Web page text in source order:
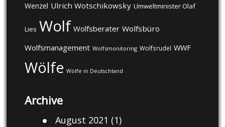
Wenzel Ulrich Wotschikowsky Umweltminister Olaf
Lies Wolf Wolfsberater Wolfsbüro
Wolfsmanagement Wolfsmonitoring Wolfsrudel WWF
Wölfe Wölfe in Deutschland
Archive
August 2021 (1)